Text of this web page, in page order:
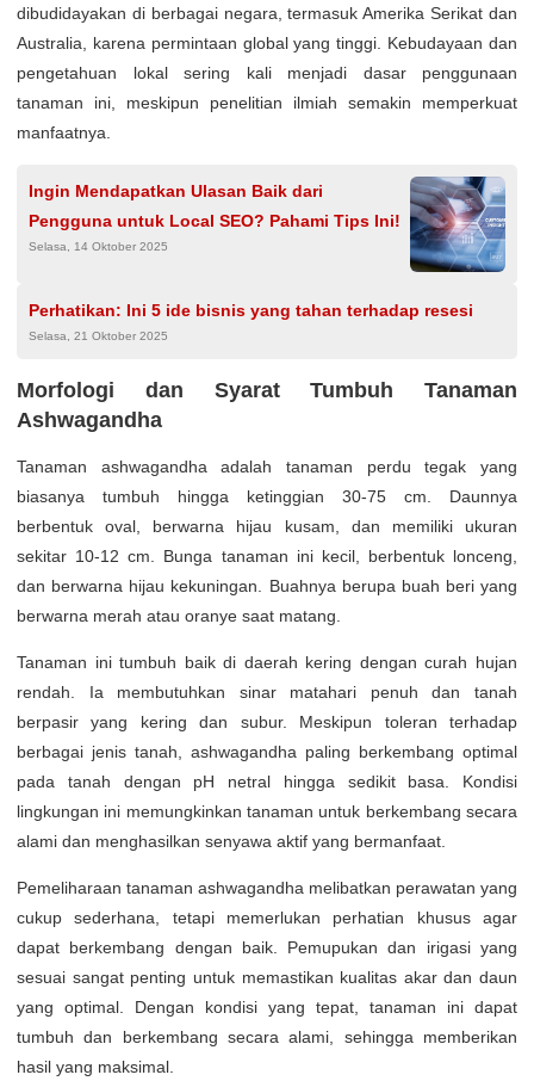
dibudidayakan di berbagai negara, termasuk Amerika Serikat dan
Australia, karena permintaan global yang tinggi. Kebudayaan dan
pengetahuan lokal sering kali menjadi dasar penggunaan
tanaman ini, meskipun penelitian ilmiah semakin memperkuat
manfaatnya.
Ingin Mendapatkan Ulasan Baik dari
Pengguna untuk Local SEO? Pahami Tips Ini!
Selasa, 14 Oktober 2025
Perhatikan: Ini 5 ide bisnis yang tahan terhadap resesi
Selasa, 21 Oktober 2025
Morfologi dan Syarat Tumbuh Tanaman
Ashwagandha
Tanaman ashwagandha adalah tanaman perdu tegak yang
biasanya tumbuh hingga ketinggian 30-75 cm. Daunnya
berbentuk oval, berwarna hijau kusam, dan memiliki ukuran
sekitar 10-12 cm. Bunga tanaman ini kecil, berbentuk lonceng,
dan berwarna hijau kekuningan. Buahnya berupa buah beri yang
berwarna merah atau oranye saat matang.
Tanaman ini tumbuh baik di daerah kering dengan curah hujan
rendah. Ia membutuhkan sinar matahari penuh dan tanah
berpasir yang kering dan subur. Meskipun toleran terhadap
berbagai jenis tanah, ashwagandha paling berkembang optimal
pada tanah dengan pH netral hingga sedikit basa. Kondisi
lingkungan ini memungkinkan tanaman untuk berkembang secara
alami dan menghasilkan senyawa aktif yang bermanfaat.
Pemeliharaan tanaman ashwagandha melibatkan perawatan yang
cukup sederhana, tetapi memerlukan perhatian khusus agar
dapat berkembang dengan baik. Pemupukan dan irigasi yang
sesuai sangat penting untuk memastikan kualitas akar dan daun
yang optimal. Dengan kondisi yang tepat, tanaman ini dapat
tumbuh dan berkembang secara alami, sehingga memberikan
hasil yang maksimal.